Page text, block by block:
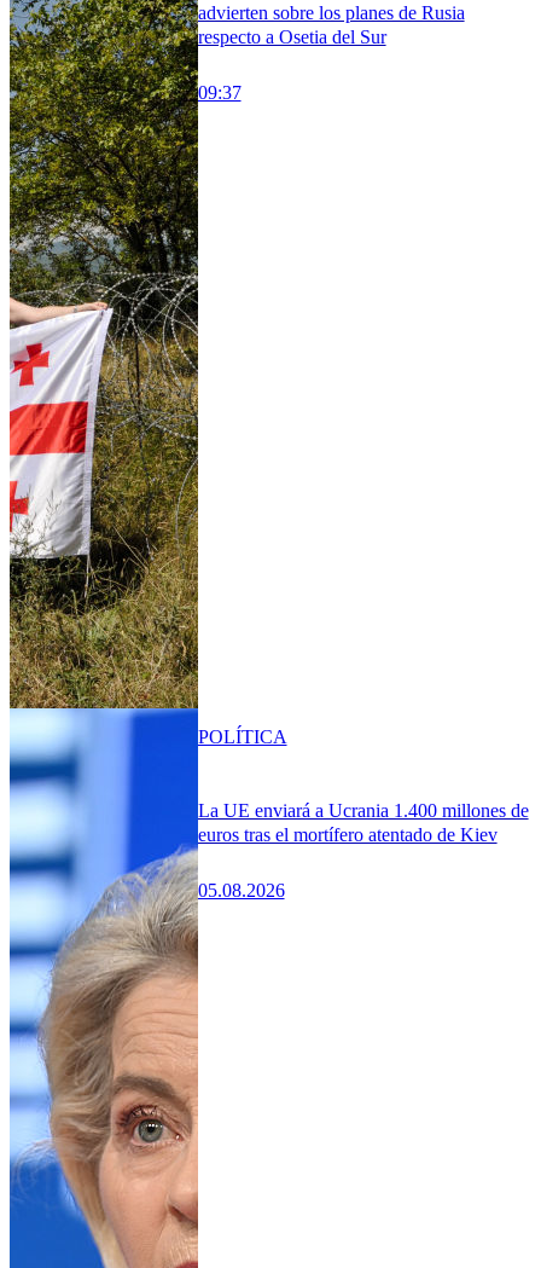
advierten sobre los planes de Rusia
respecto a Osetia del Sur
09:37
La UE enviará a Ucrania 1.400 millones de
euros tras el mortífero atentado de Kiev
05.08.2026
POLÍTICA